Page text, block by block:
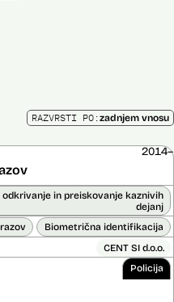
RAZVRSTI PO:zadnjem vnosu
2014–
odkrivanje in preiskovanje kaznivih
dejanj
Biometrična identifikacija
CENT SI d.o.o.
Policija